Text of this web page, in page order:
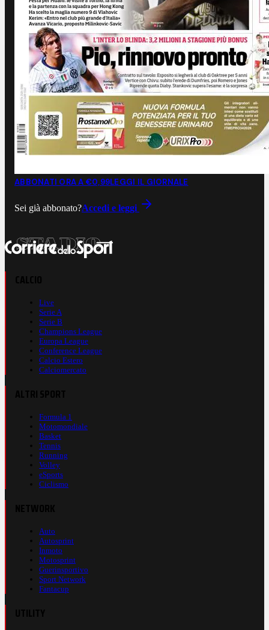
ABBONATI ORA A €0,99LEGGI IL GIORNALE
Sei già abbonato?Accedi e leggi
Live
Serie A
Serie B
Champions League
Europa League
Conference League
Calcio Estero
Calciomercato
Formula 1
Motomondiale
Basket
Tennis
Running
Volley
eSports
Ciclismo
Auto
Autosprint
Inmoto
Motosprint
Guerinsportivo
Sport Network
Fantacup